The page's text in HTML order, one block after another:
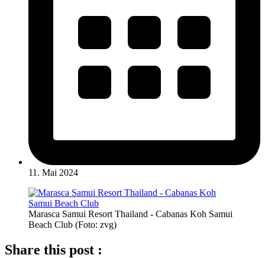
11. Mai 2024
Marasca Samui Resort Thailand - Cabanas Koh Samui
Beach Club (Foto: zvg)
Share this post :